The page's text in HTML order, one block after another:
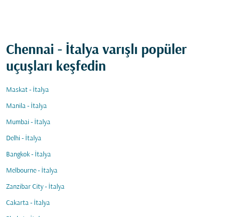
Chennai - İtalya varışlı popüler
uçuşları keşfedin
Maskat - İtalya
Manila - İtalya
Mumbai - İtalya
Delhi - İtalya
Bangkok - İtalya
Melbourne - İtalya
Zanzibar City - İtalya
Cakarta - İtalya